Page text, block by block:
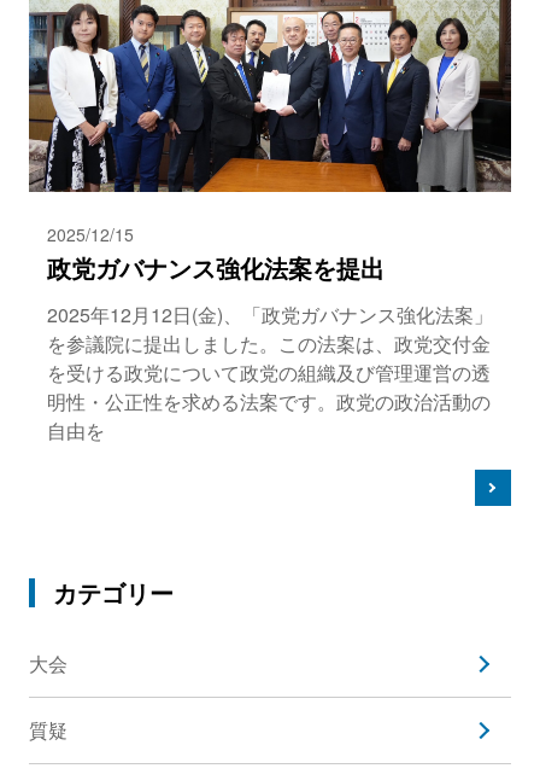
2025/12/15
政党ガバナンス強化法案を提出
2025年12月12日(金)、「政党ガバナンス強化法案」
を参議院に提出しました。この法案は、政党交付金
を受ける政党について政党の組織及び管理運営の透
明性・公正性を求める法案です。政党の政治活動の
自由を
カテゴリー
大会
質疑